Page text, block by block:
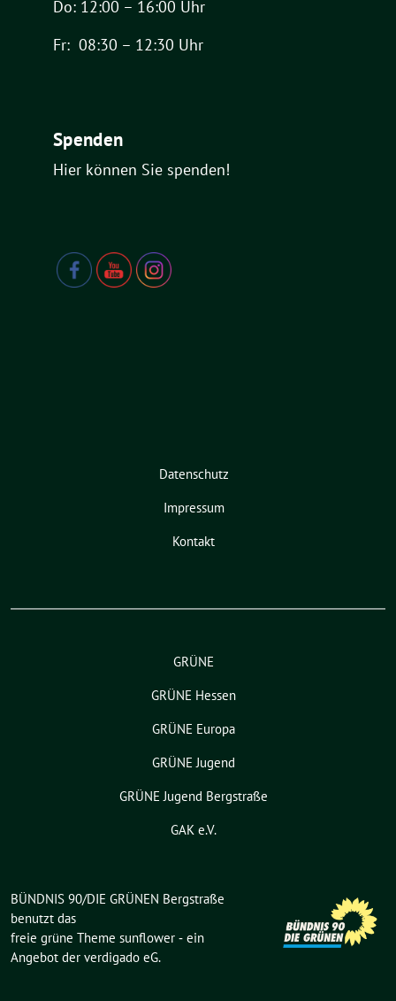
Do: 12:00 – 16:00 Uhr
Fr: 08:30 – 12:30 Uhr
Spenden
Hier können Sie spenden!
Datenschutz
Impressum
Kontakt
GRÜNE
GRÜNE Hessen
GRÜNE Europa
GRÜNE Jugend
GRÜNE Jugend Bergstraße
GAK e.V.
BÜNDNIS 90/DIE GRÜNEN Bergstraße
benutzt das
freie grüne Theme sunflower ‐ ein
Angebot der verdigado eG.